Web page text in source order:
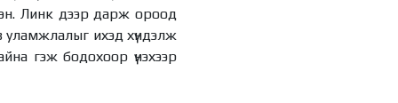
Линк дээр дарж ороод
уламжлалыг ихэд хүндэлж
гэж бодохоор үнэхээр
Б.Мөнхсоёл “Нээлттэй
парламент“ танхимд
ажиллаж, иргэдтэй
уулзлаа